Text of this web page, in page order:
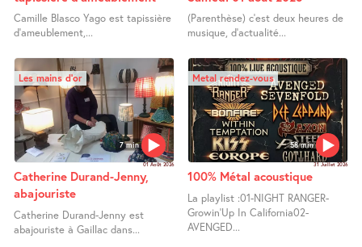
Camille Blasco Yago est tapissière
d’ameublement,...
(Parenthèse) c’est deux heures de
musique, d’actualité...
7 min
Les mains d’or
01 Août 2026
Catherine Durand-Jenny,
abajouriste
Catherine Durand-Jenny est
abajouriste à Gaillac dans...
58 min
Metal rendez-vous
31 Juillet 2026
100% Métal acoustique
La playlist :01-NIGHT RANGER-
Growin’Up In California02-
AVENGED...